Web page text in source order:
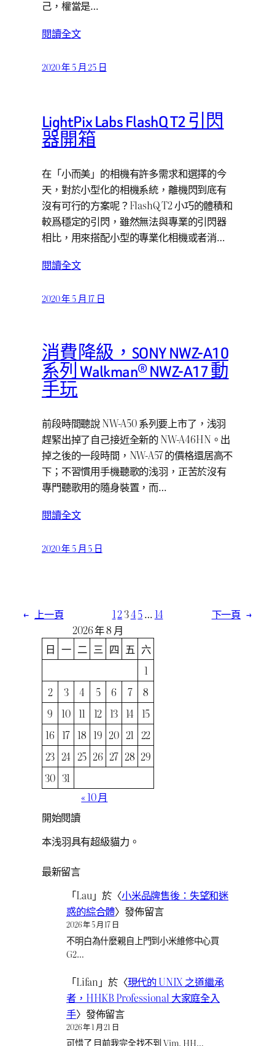
己，權當是…
閱讀全文
2020 年 5 月 25 日
LightPix Labs FlashQ T2 引閃
器開箱
在「小而美」的相機有許多需求和選擇的今
天，對於小型化的相機系統，離機閃到底有
沒有可行的方案呢？FlashQ T2 小巧的體積和
較爲穩定的引閃，雖然無法與專業的引閃器
相比，用來搭配小型的專業化相機或者消…
閱讀全文
2020 年 5 月 17 日
消費降級，SONY NWZ-A10
系列 Walkman® NWZ-A17 動
手玩
前段時間聽說 NW-A50 系列要上市了，浅羽
趕緊出掉了自己接近全新的 NW-A46HN。出
掉之後的一段時間，NW-A57 的價格還居高不
下；不習慣用手機聽歌的浅羽，正苦於沒有
專門聽歌用的隨身裝置，而…
閱讀全文
2020 年 5 月 5 日
← 上一頁 12345…14 下一頁 →
2026 年 8 月
日 一 二 三 四 五 六
1
2
3 4 5 6 7
8
9
10 11 12 13 14 15
16 17 18 19 20 21 22
23 24 25 26 27 28 29
30 31
« 10 月
開始閱讀
本浅羽具有超級貓力。
最新留言
「Lau」於〈小米品牌售後：失望和迷
惑的綜合體〉發佈留言
2026 年 5 月 17 日
不明白為什麼親自上門到小米維修中心買
G2…
「Lifan 」於〈現代的 UNIX 之道繼承
者，HHKB Professional 大家庭全入
手〉發佈留言
2026 年 1 月 21 日
可惜了 目前我完全找不到 Vim, HH…